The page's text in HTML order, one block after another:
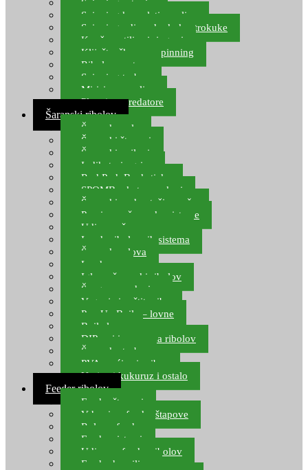
Spinning setovi
Spinning kompleti varalica
Spinning udice, dvokuke, trokuke
Kopče, vrtilice i ringovi
Kliješta, škare za spinning
Ribolov pastrve
Spinning torbe
Mirisi za varalice
Plovci za predatore
Šaranski ribolov
Šaranske role
Šaranski štapovi
Šaranski najloni
Indikatori ugriza
Rod Pod, Banksticks
SPOMB rakete, markeri
Šaranski podmetači, mreže
Pernice za šaranske sisteme
Udice za šarana, amura
Izrada ribolovnih sistema
Šaranska olova
Leadcore
Igle za šaranski ribolov
Špage, upredenice
Vaganje i zaštita ribe
Pop Up Boile – lovne
Boile lovne
DIP-ovi i arome za ribolov
Šaranske torbe
PVA vrećice i pribor
Umjetni kukuruz i ostalo
Feeder ribolov
Feeder štapovi
Vrhovi za feeder štapove
Role za feeder
Feeder sistemi
Udice za feeder ribolov
Feeder hranilice